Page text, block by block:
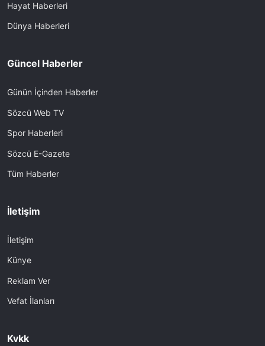
Hayat Haberleri
Dünya Haberleri
Güncel Haberler
Günün İçinden Haberler
Sözcü Web TV
Spor Haberleri
Sözcü E-Gazete
Tüm Haberler
İletişim
İletişim
Künye
Reklam Ver
Vefat İlanları
Kvkk